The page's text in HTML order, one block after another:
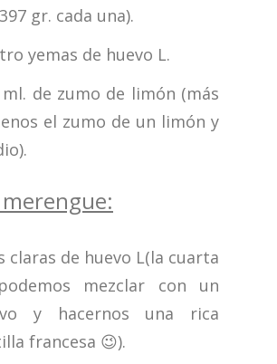
gr. cada una).
yemas de huevo L.
ml. de zumo de limón (más
el zumo de un limón y
claras de huevo L(la cuarta
mezclar con un
y hacernos una rica
francesa 😉).